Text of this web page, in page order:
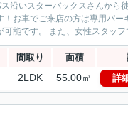
沿いスターバックスさんから
お車でご来店の方は専用パー
能です。 また、女性スタッフ
間取り 面積
2LDK 55.00㎡ 詳